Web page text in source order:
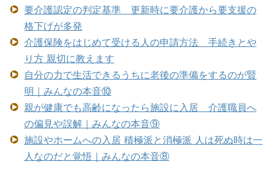
要介護認定の判定基準 更新時に要介護から要支援の
格下げが多発
介護保険をはじめて受ける人の申請方法 手続きとや
り方 親切に教えます
自分の力で生活できるうちに老後の準備をするのが賢
明｜みんなの本音⑩
親が健康でも高齢になったら施設に入居 介護職員へ
の偏見や誤解｜みんなの本音⑨
施設やホームへの入居 積極派と消極派 人は死ぬ時は一
人なのだと覚悟｜みんなの本音⑧